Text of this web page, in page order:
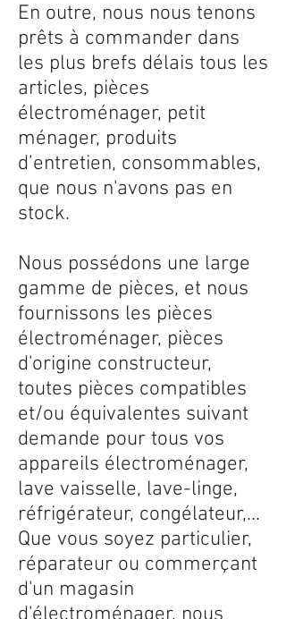
En outre, nous nous tenons
prêts à commander dans
les plus brefs délais tous les
articles, pièces
électroménager, petit
ménager, produits
d’entretien, consommables,
que nous n'avons pas en
stock.
Nous possédons une large
gamme de pièces, et nous
fournissons les pièces
électroménager, pièces
d'origine constructeur,
toutes pièces compatibles
et/ou équivalentes suivant
demande pour tous vos
appareils électroménager,
lave vaisselle, lave-linge,
réfrigérateur, congélateur,...
Que vous soyez particulier,
réparateur ou commerçant
d'un magasin